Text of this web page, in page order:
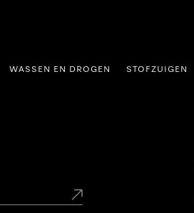
WASSEN EN DROGEN STOFZUIGEN